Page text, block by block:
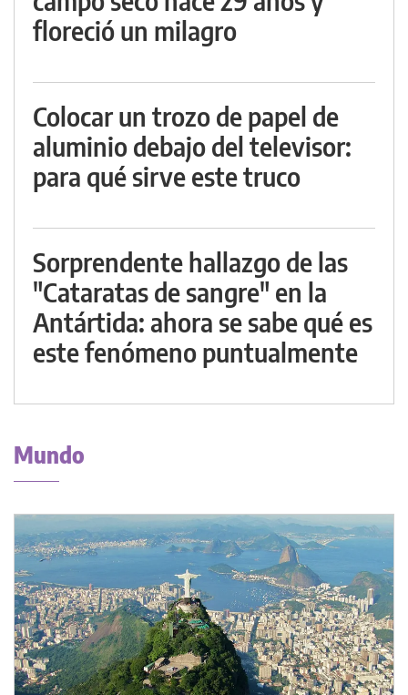
floreció un milagro
Colocar un trozo de papel de
aluminio debajo del televisor:
para qué sirve este truco
Sorprendente hallazgo de las
"Cataratas de sangre" en la
Antártida: ahora se sabe qué es
este fenómeno puntualmente
Mundo